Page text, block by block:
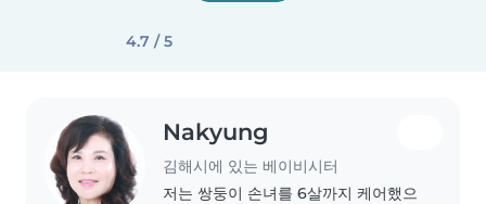
4.7 / 5
Nakyung
김해시에 있는 베이비시터
저는 쌍둥이 손녀를 6살까지 케어했으